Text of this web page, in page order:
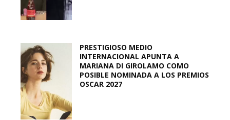
PRESTIGIOSO MEDIO
INTERNACIONAL APUNTA A
MARIANA DI GIROLAMO COMO
POSIBLE NOMINADA A LOS PREMIOS
OSCAR 2027